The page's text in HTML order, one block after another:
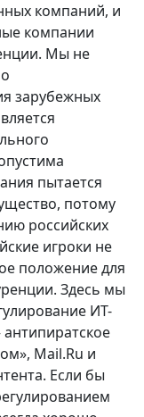
компаний, и
компании
Мы не
зарубежных
пытается
потому
российских
игроки не
положение для
Здесь мы
ИТ-
Mail.Ru и
Если бы